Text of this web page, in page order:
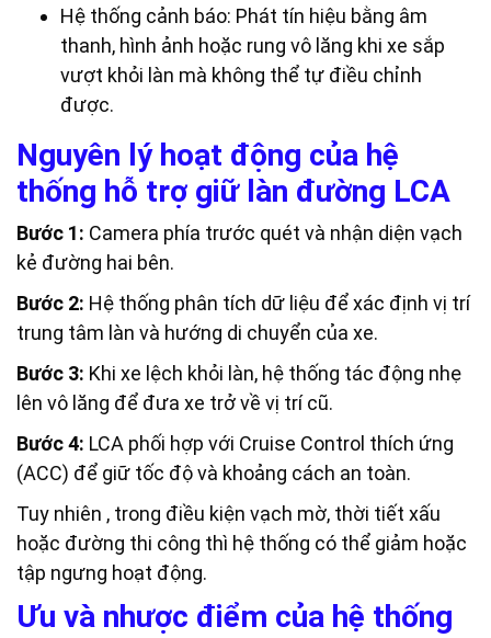
Hệ thống cảnh báo: Phát tín hiệu bằng âm
thanh, hình ảnh hoặc rung vô lăng khi xe sắp
vượt khỏi làn mà không thể tự điều chỉnh
được.
Nguyên lý hoạt động của hệ
thống hỗ trợ giữ làn đường LCA
Bước 1: Camera phía trước quét và nhận diện vạch
kẻ đường hai bên.
Bước 2: Hệ thống phân tích dữ liệu để xác định vị trí
trung tâm làn và hướng di chuyển của xe.
Bước 3: Khi xe lệch khỏi làn, hệ thống tác động nhẹ
lên vô lăng để đưa xe trở về vị trí cũ.
Bước 4: LCA phối hợp với Cruise Control thích ứng
(ACC) để giữ tốc độ và khoảng cách an toàn.
Tuy nhiên , trong điều kiện vạch mờ, thời tiết xấu
hoặc đường thi công thì hệ thống có thể giảm hoặc
tập ngưng hoạt động.
Ưu và nhược điểm của hệ thống